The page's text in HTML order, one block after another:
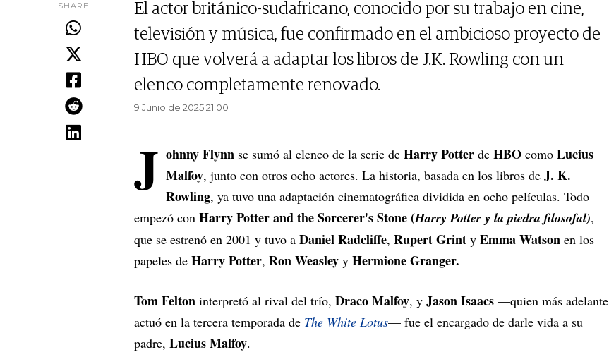
SHARE
El actor británico-sudafricano, conocido por su trabajo en cine,
televisión y música, fue confirmado en el ambicioso proyecto de
HBO que volverá a adaptar los libros de J.K. Rowling con un
elenco completamente renovado.
9 Junio de 2025 21.00
J ohnny Flynn se sumó al elenco de la serie de Harry Potter de HBO como Lucius
Malfoy, junto con otros ocho actores. La historia, basada en los libros de J. K.
Rowling, ya tuvo una adaptación cinematográfica dividida en ocho películas. Todo
empezó con Harry Potter and the Sorcerer's Stone (Harry Potter y la piedra filosofal),
que se estrenó en 2001 y tuvo a Daniel Radcliffe, Rupert Grint y Emma Watson en los
papeles de Harry Potter, Ron Weasley y Hermione Granger.
Tom Felton interpretó al rival del trío, Draco Malfoy, y Jason Isaacs —quien más adelante
actuó en la tercera temporada de The White Lotus— fue el encargado de darle vida a su
padre, Lucius Malfoy.